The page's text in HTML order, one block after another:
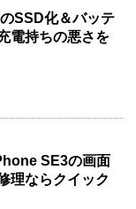
SSD化＆バッテ
電持ちの悪さを
SE3の画面
理ならクイック